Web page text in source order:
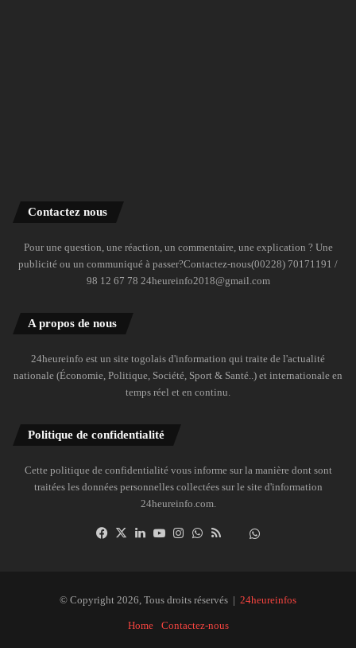
Contactez nous
Pour une question, une réaction, un commentaire, une explication ? Une
publicité ou un communiqué à passer?Contactez-nous(00228) 70171191 /
98 12 67 78 24heureinfo2018@gmail.com
A propos de nous
24heureinfo est un site togolais d'information qui traite de l'actualité
nationale (Économie, Politique, Société, Sport & Santé..) et internationale en
temps réel et en continu.
Politique de confidentialité
Cette politique de confidentialité vous informe sur la manière dont sont
traitées les données personnelles collectées sur le site d'information
24heureinfo.com.
Facebook
X LinkedinYouTubeInstagramWhatsAppDailymotion
© Copyright 2026, Tous droits réservés | 24heureinfos
Home Contactez-nous